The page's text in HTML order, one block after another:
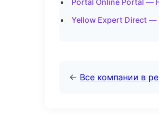
Portal Online Portal —
Yellow Expert Direct —
← Все компании в